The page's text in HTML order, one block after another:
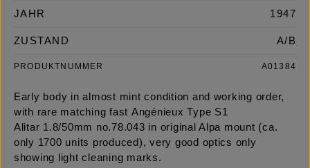
JAHR 1947
ZUSTAND A/B
PRODUKTNUMMER A01384
Early body in almost mint condition and working order,
with rare matching fast Angénieux Type S1
Alitar 1.8/50mm no.78.043 in original Alpa mount (ca.
only 1700 units produced), very good optics only
showing light cleaning marks.